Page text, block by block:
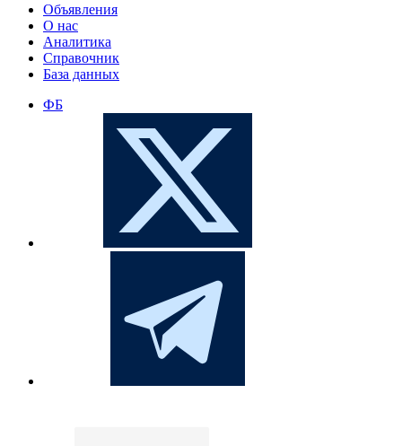
Объявления
О нас
Аналитика
Справочник
База данных
ФБ